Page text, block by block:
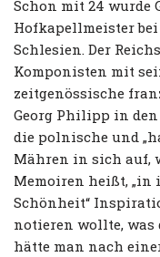
Schon mit 24 wurde
Hofkapellmeister
Schlesien. Der
Komponisten mit
zeitgenössische
Georg Philipp in
die polnische und
Mähren in sich auf,
Memoiren heißt, „in
Schönheit“
notieren wollte, was
hätte man nach